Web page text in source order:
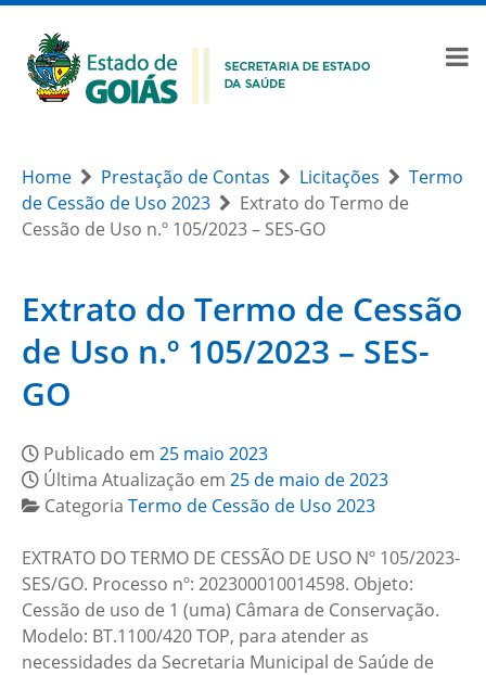
Home Prestação de Contas Licitações
Termo
de Cessão de Uso 2023
Extrato do Termo de
Cessão de Uso n.º 105/2023 – SES-GO
Extrato do Termo de Cessão
de Uso n.º 105/2023 – SES-
GO
Publicado em 25 maio 2023
Última Atualização em 25 de maio de 2023
Categoria Termo de Cessão de Uso 2023
EXTRATO DO TERMO DE CESSÃO DE USO Nº 105/2023-
SES/GO. Processo nº: 202300010014598. Objeto:
Cessão de uso de 1 (uma) Câmara de Conservação.
Modelo: BT.1100/420 TOP, para atender as
necessidades da Secretaria Municipal de Saúde de